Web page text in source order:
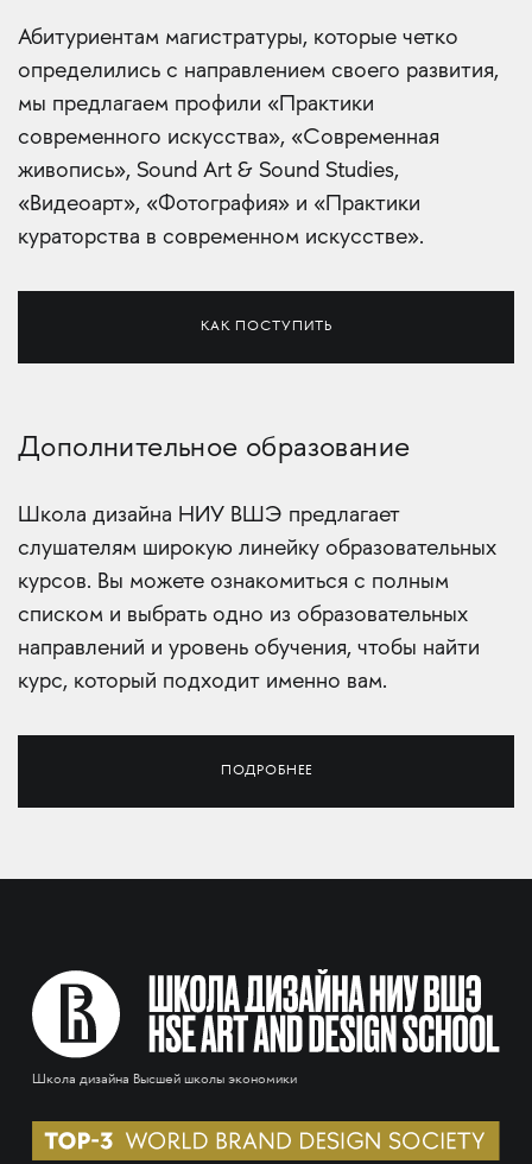
Абитуриентам магистратуры, которые четко
определились с направлением своего развития,
мы предлагаем профили «Практики
современного искусства», «Современная
живопись», Sound Art & Sound Studies,
«Видеоарт», «Фотография» и «Практики
кураторства в современном искусстве».
КАК ПОСТУПИТЬ
Дополнительное образование
Школа дизайна НИУ ВШЭ предлагает
слушателям широкую линейку образовательных
курсов. Вы можете ознакомиться с полным
списком и выбрать одно из образовательных
направлений и уровень обучения, чтобы найти
курс, который подходит именно вам.
ПОДРОБНЕЕ
Школа дизайна Высшей школы экономики